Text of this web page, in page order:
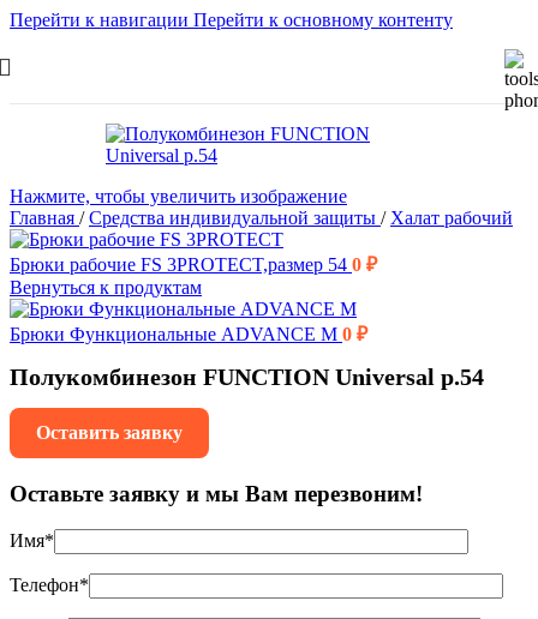
Перейти к навигации Перейти к основному контенту
Нажмите, чтобы увеличить изображение
Главная / Средства индивидуальной защиты / Халат рабочий
Брюки рабочие FS 3PROTECT,размер 54 0 ₽
Вернуться к продуктам
Брюки Функциональные ADVANCE M 0 ₽
Полукомбинезон FUNCTION Universal р.54
Оставить заявку
Оставьте заявку и мы Вам перезвоним!
Имя*
Телефон*